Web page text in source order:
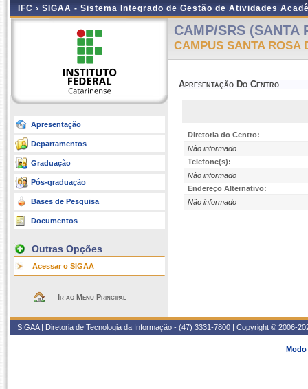
IFC › SIGAA - Sistema Integrado de Gestão de Atividades
Apresentação
Departamentos
Graduação
Pós-graduação
Bases de Pesquisa
Documentos
Outras Opções
Acessar o SIGAA
Ir ao Menu Principal
CAMP/SRS (SANTA
CAMPUS SANTA ROSA
Apresentação Do Centro
Diretoria do Centro:
Não informado
Telefone(s):
Não informado
Endereço Alternativo:
Não informado
SIGAA | Diretoria de Tecnologia da Informação - (47) 3331-7800 | Copyright © 2006-
Modo